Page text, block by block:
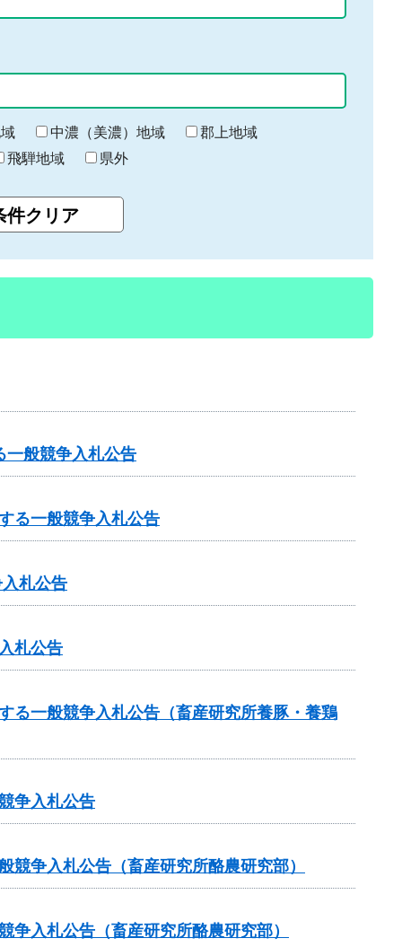
中濃（美濃）地域
郡上地域
飛騨地域
県外
一般競争入札公告
る一般競争入札公告
札公告
札公告
る一般競争入札公告（畜産研究所養豚・養鶏
争入札公告
争入札公告（畜産研究所酪農研究部）
入札公告（畜産研究所酪農研究部）